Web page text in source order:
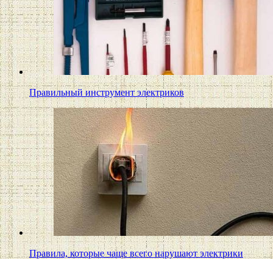
Правильный инструмент электриков
Правила, которые чаще всего нарушают электрики